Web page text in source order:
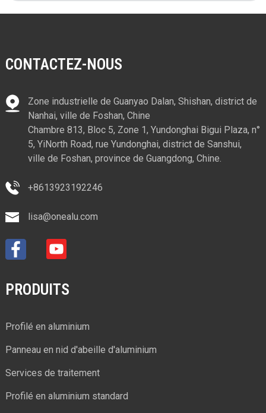
CONTACTEZ-NOUS
Zone industrielle de Guanyao Dalan, Shishan, district de
Nanhai, ville de Foshan, Chine
Chambre 813, Bloc 5, Zone 1, Yundonghai Bigui Plaza, n°
5, YiNorth Road, rue Yundonghai, district de Sanshui,
ville de Foshan, province de Guangdong, Chine.
+8613923192246
lisa@onealu.com
PRODUITS
Profilé en aluminium
Panneau en nid d'abeille d'aluminium
Services de traitement
Profilé en aluminium standard